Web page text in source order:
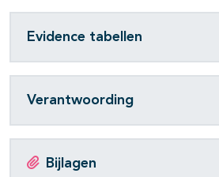
Evidence tabellen
Verantwoording
Bijlagen